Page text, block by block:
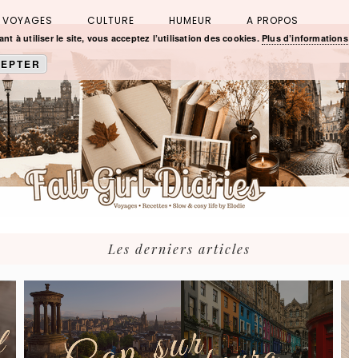
VOYAGES CULTURE HUMEUR A PROPOS
Les derniers articles
à utiliser le site, vous acceptez l’utilisation des cookies.Plus d’informations